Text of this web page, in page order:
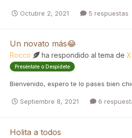
Octubre 2, 2021 5 respuestas
Un novato más😂
Rocco ha respondido al tema de
Preséntate o Despídete
Bienvenido, espero te lo pases bien
Septiembre 8, 2021 6
Holita a todos